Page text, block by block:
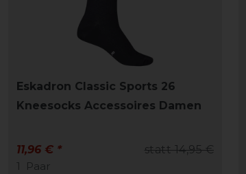
Eskadron Classic Sports 26
Kneesocks Accessoires Damen
statt 14,95 €
11,96 € *
1
Paar